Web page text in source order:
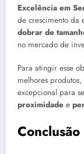
Excelência em
de crescimento da
dobrar de
no mercado de
Para atingir esse
melhores
excepcional para
proximidade e
Conclusão